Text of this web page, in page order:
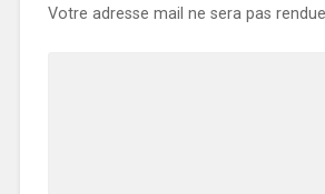
Votre adresse mail ne sera pas